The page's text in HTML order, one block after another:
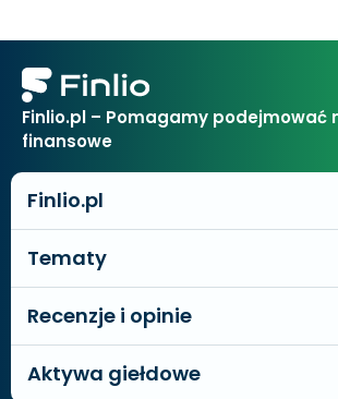
Finlio.pl – Pomagamy podejmować
finansowe
Finlio.pl
Tematy
Recenzje i opinie
Aktywa giełdowe